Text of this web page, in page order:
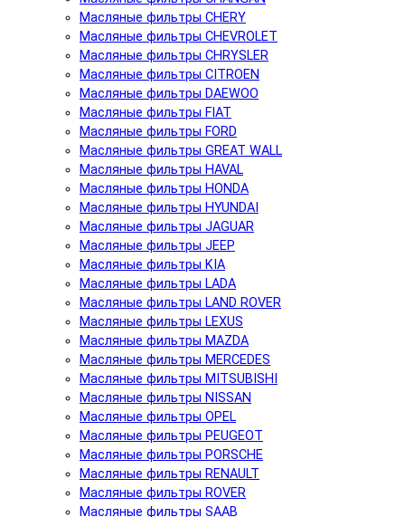
Масляные фильтры CHERY
Масляные фильтры CHEVROLET
Масляные фильтры CHRYSLER
Масляные фильтры CITROEN
Масляные фильтры DAEWOO
Масляные фильтры FIAT
Масляные фильтры FORD
Масляные фильтры GREAT WALL
Масляные фильтры HAVAL
Масляные фильтры HONDA
Масляные фильтры HYUNDAI
Масляные фильтры JAGUAR
Масляные фильтры JEEP
Масляные фильтры KIA
Масляные фильтры LADA
Масляные фильтры LAND ROVER
Масляные фильтры LEXUS
Масляные фильтры MAZDA
Масляные фильтры MERCEDES
Масляные фильтры MITSUBISHI
Масляные фильтры NISSAN
Масляные фильтры OPEL
Масляные фильтры PEUGEOT
Масляные фильтры PORSCHE
Масляные фильтры RENAULT
Масляные фильтры ROVER
Масляные фильтры SAAB